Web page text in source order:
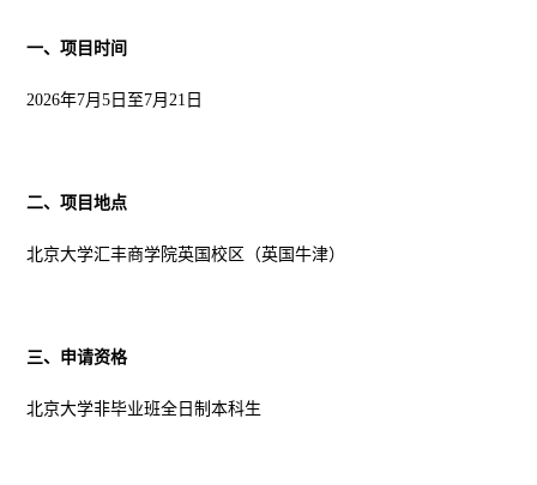
一、项目时间
2026年7月5 日至7月21 日
二、项目地点
北京大学汇丰商学院英国校区（英国牛津）
三、申请资格
北京大学非毕业班全日制本科生